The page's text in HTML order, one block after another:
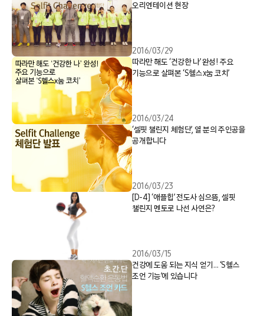
오리엔테이션 현장
2016/03/29
따라만 해도 ‘건강한 나’ 완성! 주요
기능으로 살펴본 ‘S헬스x눔 코치’
2016/03/24
‘셀핏 챌린지 체험단’, 열 분의 주인공을
공개합니다
2016/03/23
[D-4] ‘애플힙’ 전도사 심으뜸, 셀핏
챌린지 멘토로 나선 사연은?
2016/03/15
건강에 도움 되는 지식 얻기… ‘S헬스
조언 기능’에 있습니다